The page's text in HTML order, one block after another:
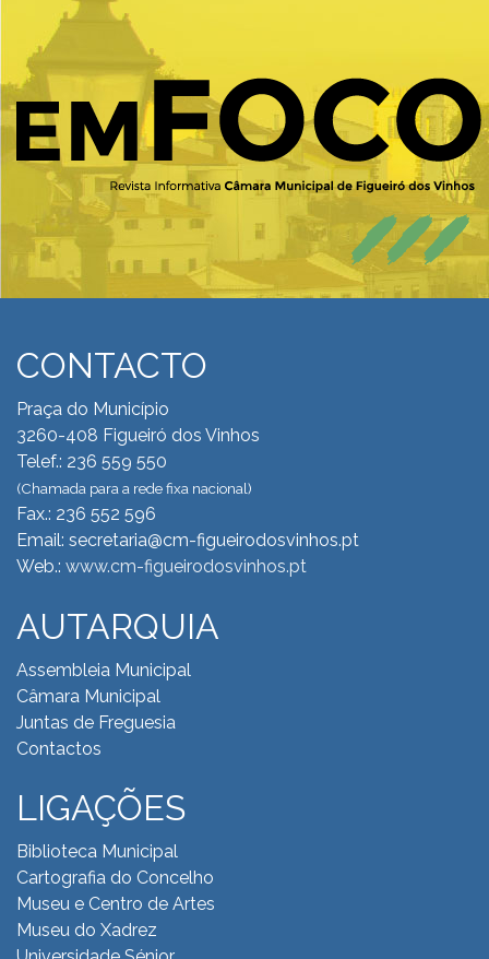
CONTACTO
Praça do Município
3260-408 Figueiró dos Vinhos
Telef.: 236 559 550
(Chamada para a rede fixa nacional)
Fax.: 236 552 596
Email: secretaria@cm-figueirodosvinhos.pt
Web.: www.cm-figueirodosvinhos.pt
AUTARQUIA
Assembleia Municipal
Câmara Municipal
Juntas de Freguesia
Contactos
LIGAÇÕES
Biblioteca Municipal
Cartografia do Concelho
Museu e Centro de Artes
Museu do Xadrez